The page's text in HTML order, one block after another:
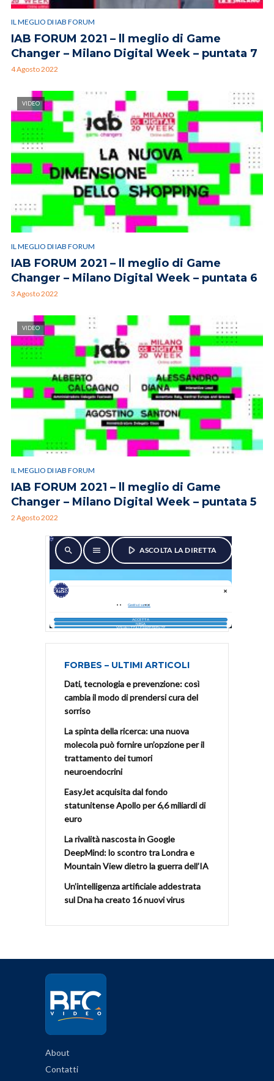
IL MEGLIO DI IAB FORUM
IAB FORUM 2021 – ll meglio di Game
Changer – Milano Digital Week – puntata 7
4 Agosto 2022
VIDEO
IL MEGLIO DI IAB FORUM
IAB FORUM 2021 – ll meglio di Game
Changer – Milano Digital Week – puntata 6
3 Agosto 2022
VIDEO
IL MEGLIO DI IAB FORUM
IAB FORUM 2021 – ll meglio di Game
Changer – Milano Digital Week – puntata 5
2 Agosto 2022
FORBES – ULTIMI ARTICOLI
Dati, tecnologia e prevenzione: così
cambia il modo di prendersi cura del
sorriso
La spinta della ricerca: una nuova
molecola può fornire un’opzione per il
trattamento dei tumori
neuroendocrini
EasyJet acquisita dal fondo
statunitense Apollo per 6,6 miliardi di
euro
La rivalità nascosta in Google
DeepMind: lo scontro tra Londra e
Mountain View dietro la guerra dell’IA
Un’intelligenza artificiale addestrata
sul Dna ha creato 16 nuovi virus
About
Contatti